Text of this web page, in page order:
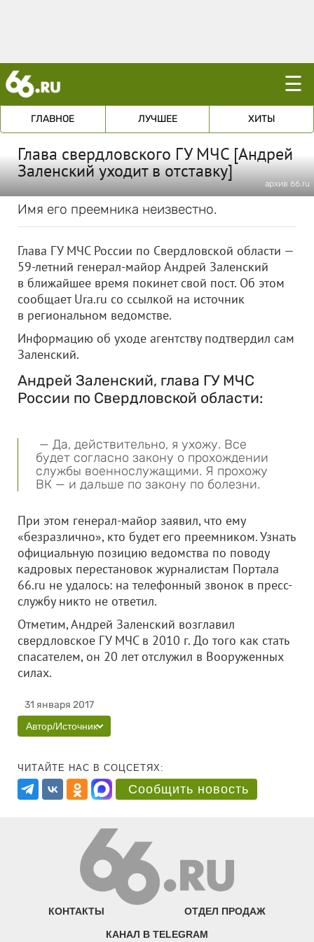
☰
ГЛАВНОЕ ЛУЧШЕЕ ХИТЫ
Глава свердловского ГУ МЧС [Андрей
Заленский уходит в отставку]
архив 66.ru
Имя его преемника неизвестно.
Глава ГУ МЧС России по Свердловской области —
59-летний генерал-майор Андрей Заленский
в ближайшее время покинет свой пост. Об этом
сообщает Ura.ru со ссылкой на источник
в региональном ведомстве.
Информацию об уходе агентству подтвердил сам
Заленский.
Андрей Заленский, глава ГУ МЧС
России по Свердловской области:
— Да, действительно, я ухожу. Все
будет согласно закону о прохождении
службы военнослужащими. Я прохожу
ВК — и дальше по закону по болезни.
При этом генерал-майор заявил, что ему
«безразлично», кто будет его преемником. Узнать
официальную позицию ведомства по поводу
кадровых перестановок журналистам Портала
66.ru не удалось: на телефонный звонок в пресс-
службу никто не ответил.
Отметим, Андрей Заленский возглавил
свердловское ГУ МЧС в 2010 г. До того как стать
спасателем, он 20 лет отслужил в Вооруженных
силах.
31 января 2017
Автор/Источник
ЧИТАЙТЕ НАС В СОЦСЕТЯХ:
Сообщить новость
КОНТАКТЫ ОТДЕЛ ПРОДАЖ
КАНАЛ В TELEGRAM